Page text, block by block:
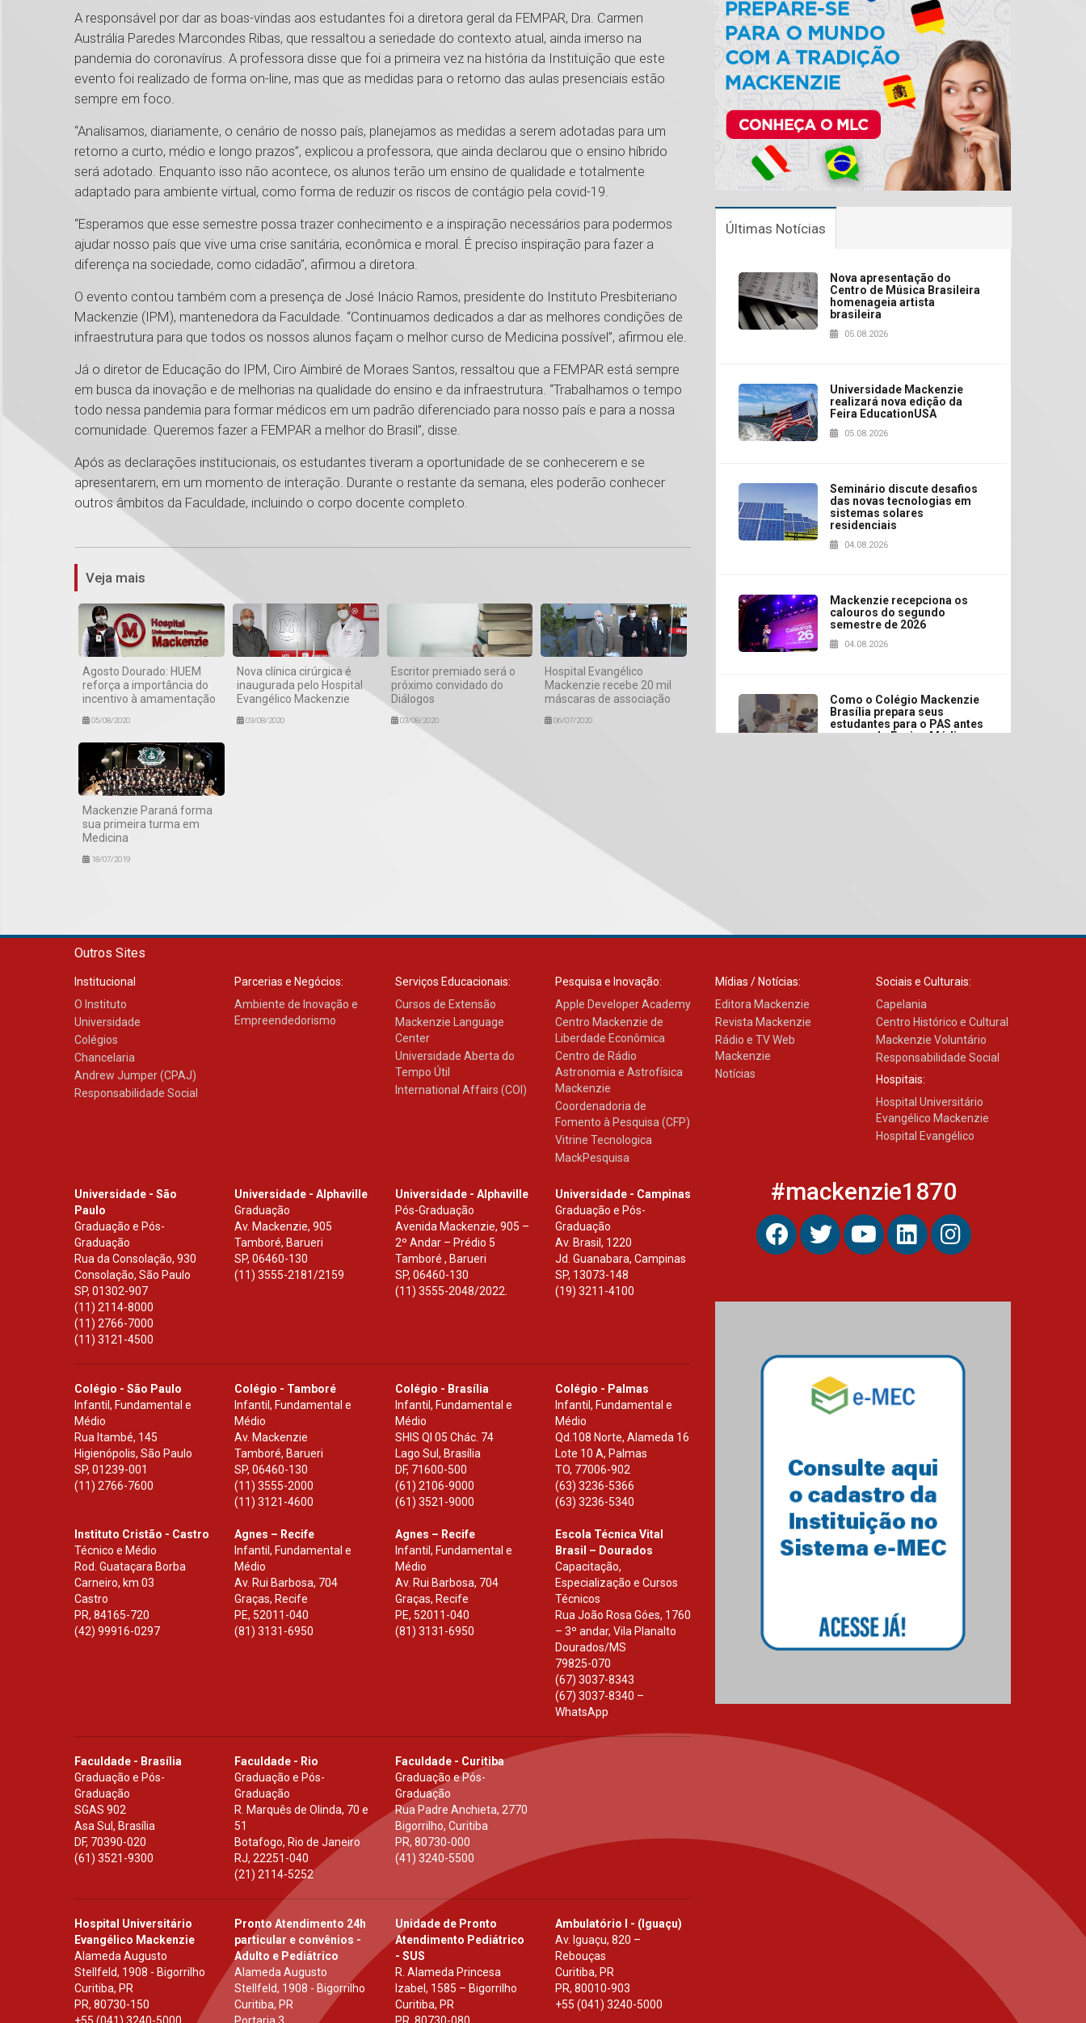
A responsável por dar as boas-vindas aos estudantes foi a diretora geral da FEMPAR, Dra. Carmen
Austrália Paredes Marcondes Ribas, que ressaltou a seriedade do contexto atual, ainda imerso na
pandemia do coronavírus. A professora disse que foi a primeira vez na história da Instituição que este
evento foi realizado de forma on-line, mas que as medidas para o retorno das aulas presenciais estão
sempre em foco.
“Analisamos, diariamente, o cenário de nosso país, planejamos as medidas a serem adotadas para um
retorno a curto, médio e longo prazos”, explicou a professora, que ainda declarou que o ensino híbrido
será adotado. Enquanto isso não acontece, os alunos terão um ensino de qualidade e totalmente
adaptado para ambiente virtual, como forma de reduzir os riscos de contágio pela covid-19.
“Esperamos que esse semestre possa trazer conhecimento e a inspiração necessários para podermos
ajudar nosso país que vive uma crise sanitária, econômica e moral. É preciso inspiração para fazer a
diferença na sociedade, como cidadão”, afirmou a diretora.
O evento contou também com a presença de José Inácio Ramos, presidente do Instituto Presbiteriano
Mackenzie (IPM), mantenedora da Faculdade. “Continuamos dedicados a dar as melhores condições de
infraestrutura para que todos os nossos alunos façam o melhor curso de Medicina possível”, afirmou ele.
Já o diretor de Educação do IPM, Ciro Aimbiré de Moraes Santos, ressaltou que a FEMPAR está sempre
em busca da inovação e de melhorias na qualidade do ensino e da infraestrutura. “Trabalhamos o tempo
todo nessa pandemia para formar médicos em um padrão diferenciado para nosso país e para a nossa
comunidade. Queremos fazer a FEMPAR a melhor do Brasil”, disse.
Após as declarações institucionais, os estudantes tiveram a oportunidade de se conhecerem e se
apresentarem, em um momento de interação. Durante o restante da semana, eles poderão conhecer
outros âmbitos da Faculdade, incluindo o corpo docente completo.
1
Veja mais
Agosto Dourado: HUEM
reforça a importância do
incentivo à amamentação
05/08/2020
Nova clínica cirúrgica é
inaugurada pelo Hospital
Evangélico Mackenzie
03/08/2020
Escritor premiado será o
próximo convidado do
Diálogos
03/08/2020
Hospital Evangélico
Mackenzie recebe 20 mil
máscaras de associação
06/07/2020
Mackenzie Paraná forma
sua primeira turma em
Medicina
18/07/2019
Últimas Notícias
Nova apresentação do
Centro de Música Brasileira
homenageia artista
brasileira
05.08.2026
Universidade Mackenzie
realizará nova edição da
Feira EducationUSA
05.08.2026
Seminário discute desafios
das novas tecnologias em
sistemas solares
residenciais
04.08.2026
Mackenzie recepciona os
calouros do segundo
semestre de 2026
04.08.2026
Como o Colégio Mackenzie
Brasília prepara seus
estudantes para o PAS antes
mesmo do Ensino Médio
docentes para debater
04.08.2026
Professora do Mackenzie é
finalista do Prêmio Jabuti
com obra sobre ética e
Semana Internacional
03.08.2026
Oncologista do HUEM
ressalta importância da
Outros Sites
Institucional
O Instituto
Universidade
Colégios
Chancelaria
Andrew Jumper (CPAJ)
Responsabilidade Social
Parcerias e Negócios:
Ambiente de Inovação e
Empreendedorismo
Serviços Educacionais:
Cursos de Extensão
Mackenzie Language
Center
Universidade Aberta do
Tempo Útil
International Affairs (COI)
Pesquisa e Inovação:
Apple Developer Academy
Centro Mackenzie de
Liberdade Econômica
Centro de Rádio
Astronomia e Astrofísica
Mackenzie
Coordenadoria de
Fomento à Pesquisa (CFP)
Vitrine Tecnologica
MackPesquisa
Mídias / Notícias:
Editora Mackenzie
Revista Mackenzie
Rádio e TV Web
Mackenzie
Notícias
Sociais e Culturais:
Capelania
Centro Histórico e Cultural
Mackenzie Voluntário
Responsabilidade Social
Hospitais:
Hospital Universitário
Evangélico Mackenzie
Hospital Evangélico
Universidade - São
Paulo
Graduação e Pós-
Graduação
Rua da Consolação, 930
Consolação, São Paulo
SP, 01302-907
(11) 2114-8000
(11) 2766-7000
(11) 3121-4500
Universidade - Alphaville
Graduação
Av. Mackenzie, 905
Tamboré, Barueri
SP,06460-130
(11) 3555-2181/2159
Universidade - Alphaville
Pós-Graduação
Avenida Mackenzie, 905 –
2º Andar – Prédio 5
Tamboré , Barueri
SP, 06460-130
(11) 3555-2048/2022.
Universidade - Campinas
Graduação e Pós-
Graduação
Av. Brasil, 1220
Jd. Guanabara, Campinas
SP, 13073-148
(19) 3211-4100
Colégio - São Paulo
Infantil, Fundamental e
Médio
Rua Itambé, 145
Higienópolis, São Paulo
SP, 01239-001
(11) 2766-7600
Colégio - Tamboré
Infantil, Fundamental e
Médio
Av. Mackenzie
Tamboré, Barueri
SP,06460-130
(11) 3555-2000
(11) 3121-4600
Colégio - Brasília
Infantil, Fundamental e
Médio
SHIS Ql 05 Chác. 74
Lago Sul, Brasília
DF, 71600-500
(61) 2106-9000
(61) 3521-9000
Colégio - Palmas
Infantil, Fundamental e
Médio
Qd.108 Norte, Alameda 16
Lote 10 A, Palmas
TO, 77006-902
(63) 3236-5366
(63) 3236-5340
Instituto Cristão - Castro
Técnico e Médio
Rod. Guataçara Borba
Carneiro, km 03
Castro
PR, 84165-720
(42) 99916-0297
Agnes – Recife
Infantil, Fundamental e
Médio
Av. Rui Barbosa, 704
Graças, Recife
PE, 52011-040
(81) 3131-6950
Agnes – Recife
Infantil, Fundamental e
Médio
Av. Rui Barbosa, 704
Graças, Recife
PE, 52011-040
(81) 3131-6950
Escola Técnica Vital
Brasil – Dourados
Capacitação,
Especialização e Cursos
Técnicos
Rua João Rosa Góes, 1760
– 3º andar, Vila Planalto
Dourados/MS
79825-070
(67) 3037-8343
(67) 3037-8340 –
WhatsApp
Faculdade - Brasília
Graduação e Pós-
Graduação
SGAS 902
Asa Sul, Brasília
DF, 70390-020
(61) 3521-9300
Faculdade - Rio
Graduação e Pós-
Graduação
R. Marquês de Olinda, 70 e
51
Botafogo, Rio de Janeiro
RJ,22251-040
(21) 2114-5252
Faculdade - Curitiba
Graduação e Pós-
Graduação
Rua Padre Anchieta, 2770
Bigorrilho, Curitiba
PR, 80730-000
(41) 3240-5500
Hospital Universitário
Evangélico Mackenzie
Alameda Augusto
Stellfeld, 1908 - Bigorrilho
Curitiba, PR
PR, 80730-150
+55 (041) 3240-5000
Pronto Atendimento 24h
particular e convênios -
Adulto e Pediátrico
Alameda Augusto
Stellfeld, 1908 - Bigorrilho
Curitiba, PR
Portaria 3
Unidade de Pronto
Atendimento Pediátrico
- SUS
R. Alameda Princesa
Izabel, 1585 – Bigorrilho
Curitiba, PR
PR 80730-080
Ambulatório I - (Iguaçu)
Av. Iguaçu, 820 –
Rebouças
Curitiba, PR
PR, 80010-903
+55 (041) 3240-5000
#mackenzie1870